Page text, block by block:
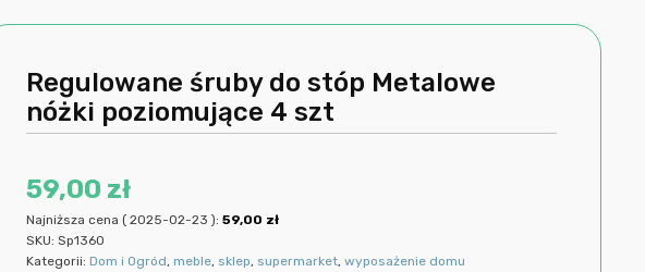
Regulowane śruby do stóp Metalowe
nóżki poziomujące 4 szt
59,00 zł
Najniższa cena ( 2025-02-23 ):59,00 zł
SKU:Sp1360
Kategorii: Dom i Ogród, meble, sklep, supermarket,wyposażenie domu